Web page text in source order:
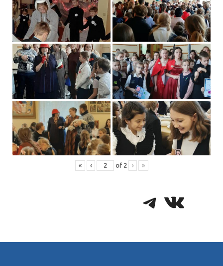
« ‹ of 2 › »
VK